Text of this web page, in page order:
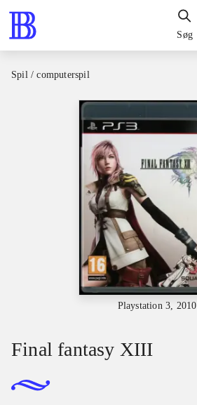
Søg
Spil / computerspil
Playstation 3, 2010
Final fantasy XIII